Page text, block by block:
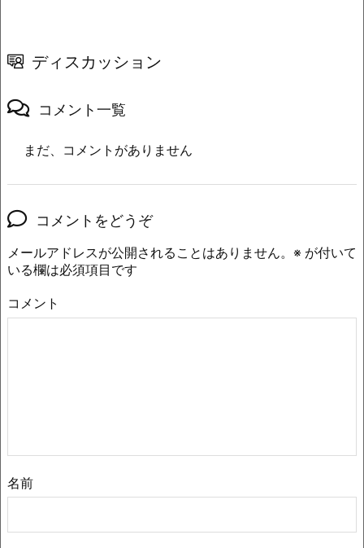
ディスカッション
コメント一覧
まだ、コメントがありません
コメントをどうぞ
メールアドレスが公開されることはありません。 ※ が付いて
いる欄は必須項目です
コメント
名前